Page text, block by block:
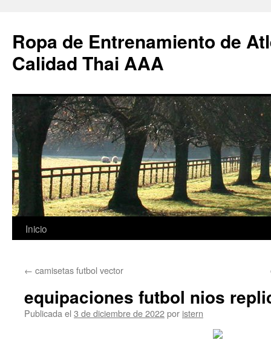
Ropa de Entrenamiento de
Calidad Thai AAA
Saltar
contenido
Inicio
← camisetas futbol vector
equipaciones futbol nios
Publicada el 3 de diciembre de 2022por istern